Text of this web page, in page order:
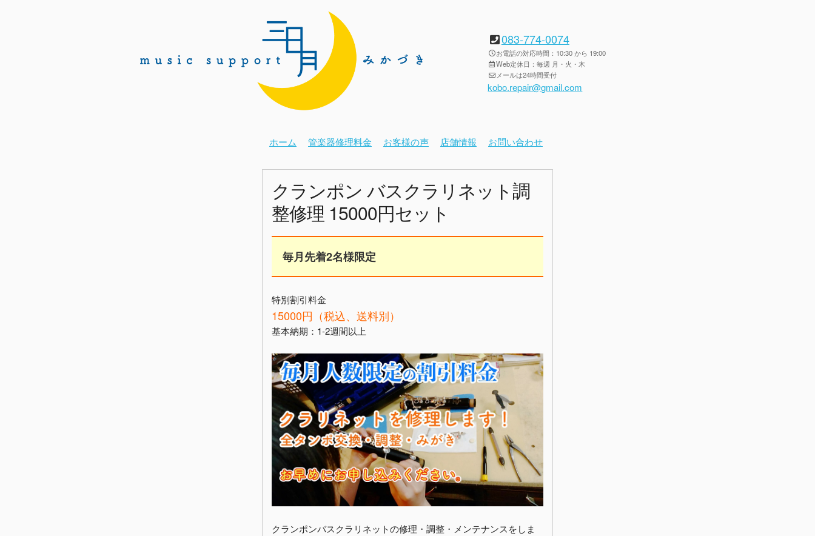
083-774-0074
お電話の対応時間：10:30 から 19:00
Web定休日：毎週 月・火・木
メールは24時間受付
kobo.repair@gmail.com
ホーム 管楽器修理料金 お客様の声 店舗情報 お問い合わせ
クランポン バスクラリネット調
整修理 15000円セット
毎月先着2名様限定
特別割引料金
15000円（税込、送料別）
基本納期：1-2週間以上
クランポンバスクラリネットの修理・調整・メンテナンスをしま